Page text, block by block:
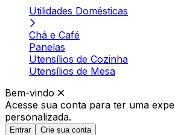
Utilidades Domésticas
Chá e Café
Panelas
Utensílios de Cozinha
Utensílios de Mesa
Bem-vindo
Acesse sua conta para ter uma
personalizada.
Entrar Crie sua conta